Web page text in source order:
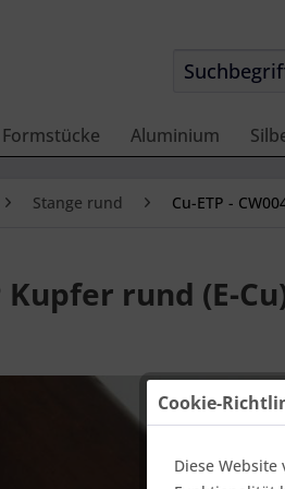
Formstücke Aluminium
Stange rund Cu-ETP -
Kupfer rund (E-
Cookie-
Diese